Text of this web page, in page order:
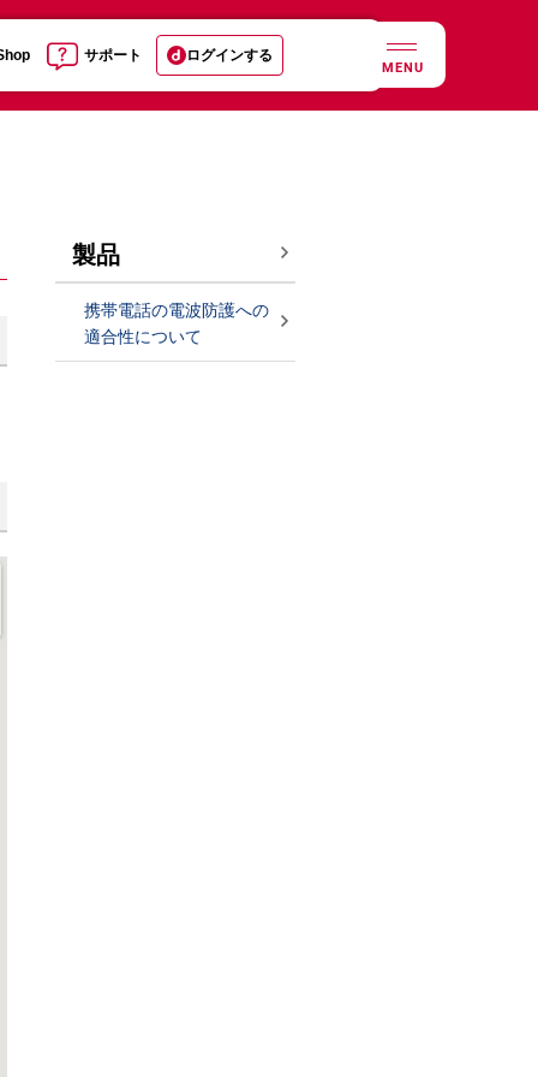
サポート ログインする
MENU
製品
携帯電話の電波防護への
適合性について